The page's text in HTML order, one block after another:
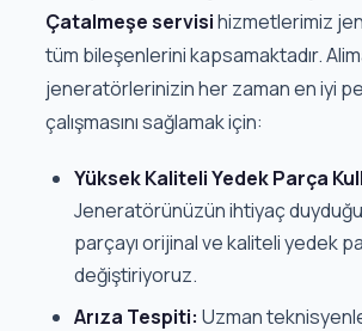
Çatalmeşe servisihizmetlerimiz
tüm bileşenlerini kapsamaktadır.
jeneratörlerinizin her zaman en iyi
çalışmasını sağlamak için:
Yüksek Kaliteli Yedek Parça
Jeneratörünüzün ihtiyaç
parçayı orijinal ve kaliteli yedek
değiştiriyoruz.
Arıza Tespiti: Uzman